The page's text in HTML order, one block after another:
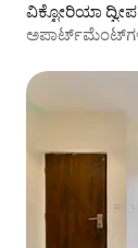
ವಿಕ್ಟೋರಿಯಾ